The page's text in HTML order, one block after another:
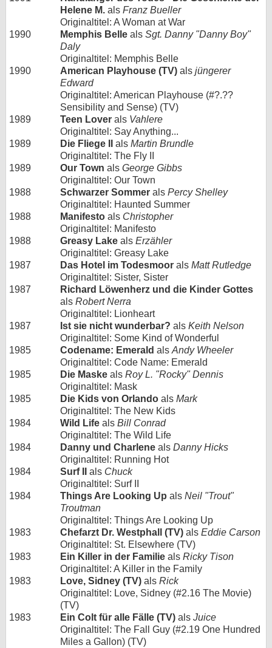
Helene M. als Franz Bueller
Originaltitel: A Woman at War
1990
Memphis Belle als Sgt. Danny "Danny Boy"
Daly
Originaltitel: Memphis Belle
1990
American Playhouse (TV) als jüngerer
Edward
Originaltitel: American Playhouse (#?.??
Sensibility and Sense) (TV)
1989
Teen Lover als Vahlere
Originaltitel: Say Anything...
1989
Die Fliege II als Martin Brundle
Originaltitel: The Fly II
1989
Our Town als George Gibbs
Originaltitel: Our Town
1988
Schwarzer Sommer als Percy Shelley
Originaltitel: Haunted Summer
1988
Manifesto als Christopher
Originaltitel: Manifesto
1988
Greasy Lake als Erzähler
Originaltitel: Greasy Lake
1987
Das Hotel im Todesmoor als Matt Rutledge
Originaltitel: Sister, Sister
1987
Richard Löwenherz und die Kinder Gottes
als Robert Nerra
Originaltitel: Lionheart
1987
Ist sie nicht wunderbar? als Keith Nelson
Originaltitel: Some Kind of Wonderful
1985
Codename: Emerald als Andy Wheeler
Originaltitel: Code Name: Emerald
1985
Die Maske als Roy L. "Rocky" Dennis
Originaltitel: Mask
1985
Die Kids von Orlando als Mark
Originaltitel: The New Kids
1984
Wild Life als Bill Conrad
Originaltitel: The Wild Life
1984
Danny und Charlene als Danny Hicks
Originaltitel: Running Hot
1984
Surf II als Chuck
Originaltitel: Surf II
1984
Things Are Looking Up als Neil "Trout"
Troutman
Originaltitel: Things Are Looking Up
1983
Chefarzt Dr. Westphall (TV) als Eddie Carson
Originaltitel: St. Elsewhere (TV)
1983
Ein Killer in der Familie als Ricky Tison
Originaltitel: A Killer in the Family
1983
Love, Sidney (TV) als Rick
Originaltitel: Love, Sidney (#2.16 The Movie)
(TV)
1983
Ein Colt für alle Fälle (TV) als Juice
Originaltitel: The Fall Guy (#2.19 One Hundred
Miles a Gallon) (TV)